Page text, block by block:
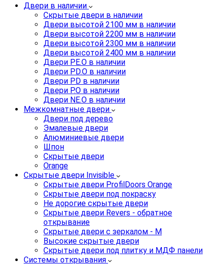
Двери в наличии
Скрытые двери в наличии
Двери высотой 2100 мм в наличии
Двери высотой 2200 мм в наличии
Двери высотой 2300 мм в наличии
Двери высотой 2400 мм в наличии
Двери PE.O в наличии
Двери PD.O в наличии
Двери PD в наличии
Двери P.O в наличии
Двери NE.O в наличии
Межкомнатные двери
Двери под дерево
Эмалевые двери
Алюминиевые двери
Шпон
Скрытые двери
Orange
Скрытые двери Invisible
Скрытые двери ProfilDoors Orange
Скрытые двери под покраску
Не дорогие скрытые двери
Скрытые двери Revers - обратное
открывание
Скрытые двери с зеркалом - M
Высокие скрытые двери
Скрытые двери под плитку и МДФ панели
Системы открывания